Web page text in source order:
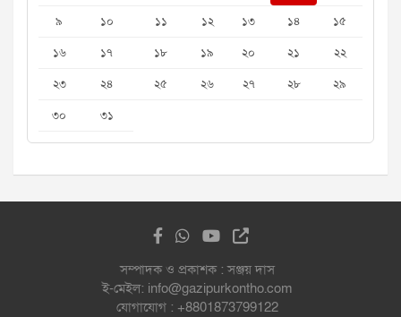
৯
১০ ১১ ১২ ১৩ ১৪
১৫
১৬
১৭ ১৮ ১৯ ২০ ২১
২২
২৩
২৪ ২৫ ২৬ ২৭ ২৮
২৯
৩০
৩১
সম্পাদক ও প্রকাশক : সঞ্জয় দাস
ই-মেইল: info@gazipurkontho.com
যোগাযোগ : +8801873799122